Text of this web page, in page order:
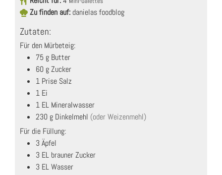
Zu finden auf: danielas foodblog
Zutaten:
Für den Mürbeteig:
75 g Butter
60 gZucker
1 Prise Salz
1 Ei
1 EL Mineralwasser
230 g Dinkelmehl (oder Weizenmehl)
Für die Füllung:
3 Äpfel
3 EL brauner Zucker
3 ELWasser